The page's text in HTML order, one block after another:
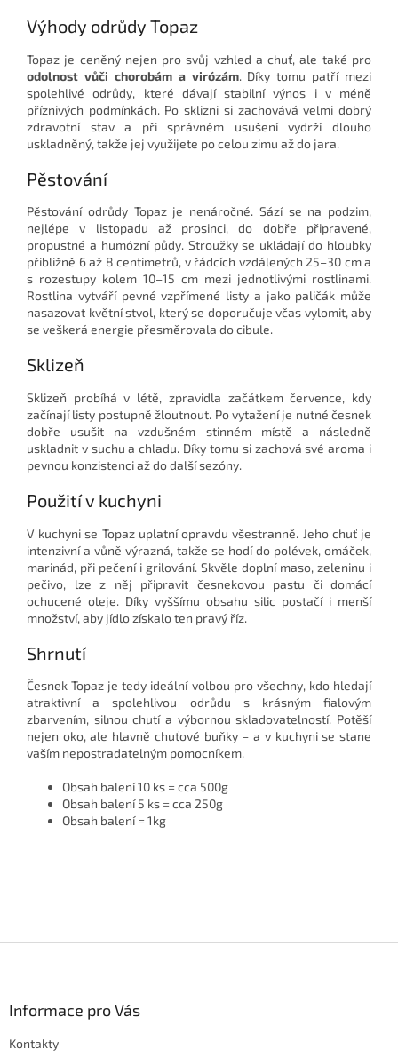
Výhody odrůdy Topaz
Topaz je ceněný nejen pro svůj vzhled a chuť, ale také pro
odolnost vůči chorobám a virózám. Díky tomu patří mezi
spolehlivé odrůdy, které dávají stabilní výnos i v méně
příznivých podmínkách. Po sklizni si zachovává velmi dobrý
zdravotní stav a při správném usušení vydrží dlouho
uskladněný, takže jej využijete po celou zimu až do jara.
Pěstování
Pěstování odrůdy Topaz je nenáročné. Sází se na podzim,
nejlépe v listopadu až prosinci, do dobře připravené,
propustné a humózní půdy. Stroužky se ukládají do hloubky
přibližně 6 až 8 centimetrů, v řádcích vzdálených 25–30 cm a
s rozestupy kolem 10–15 cm mezi jednotlivými rostlinami.
Rostlina vytváří pevné vzpřímené listy a jako paličák může
nasazovat květní stvol, který se doporučuje včas vylomit, aby
se veškerá energie přesměrovala do cibule.
Sklizeň
Sklizeň probíhá v létě, zpravidla začátkem července, kdy
začínají listy postupně žloutnout. Po vytažení je nutné česnek
dobře usušit na vzdušném stinném místě a následně
uskladnit v suchu a chladu. Díky tomu si zachová své aroma i
pevnou konzistenci až do další sezóny.
Použití v kuchyni
V kuchyni se Topaz uplatní opravdu všestranně. Jeho chuť je
intenzivní a vůně výrazná, takže se hodí do polévek, omáček,
marinád, při pečení i grilování. Skvěle doplní maso, zeleninu i
pečivo, lze z něj připravit česnekovou pastu či domácí
ochucené oleje. Díky vyššímu obsahu silic postačí i menší
množství, aby jídlo získalo ten pravý říz.
Shrnutí
Česnek Topaz je tedy ideální volbou pro všechny, kdo hledají
atraktivní a spolehlivou odrůdu s krásným fialovým
zbarvením, silnou chutí a výbornou skladovatelností. Potěší
nejen oko, ale hlavně chuťové buňky – a v kuchyni se stane
vaším nepostradatelným pomocníkem.
Obsah balení 10 ks = cca 500g
Obsah balení 5 ks = cca 250g
Obsah balení = 1kg
Informace pro Vás
Kontakty